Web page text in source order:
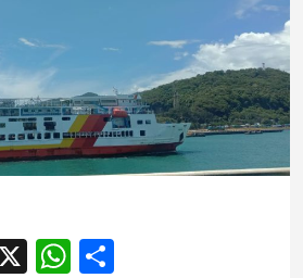
Facebook
X WhatsApp